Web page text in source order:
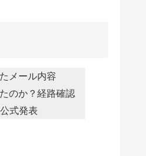
メール内容
のか？経路確認
式発表